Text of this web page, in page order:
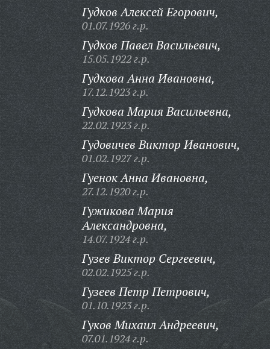
Гудков Алексей Егорович,
01.07.1926 г.р.
Гудков Павел Васильевич,
15.05.1922 г.р.
Гудкова Анна Ивановна,
17.12.1923 г.р.
Гудкова Мария Васильевна,
22.02.1923 г.р.
Гудовичев Виктор Иванович,
01.02.1927 г.р.
Гуенок Анна Ивановна,
27.12.1920 г.р.
Гужикова Мария
Александровна,
14.07.1924 г.р.
Гузев Виктор Сергеевич,
02.02.1925 г.р.
Гузеев Петр Петрович,
01.10.1923 г.р.
Гуков Михаил Андреевич,
07.01.1924 г.р.